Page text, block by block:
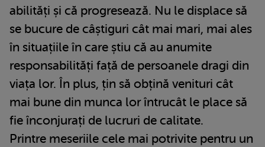
abilități și că progresează. Nu le displace să
se bucure de câștiguri cât mai mari, mai ales
în situațiile în care știu că au anumite
responsabilități față de persoanele dragi din
viața lor. În plus, țin să obțină venituri cât
mai bune din munca lor întrucât le place să
fie înconjurați de lucruri de calitate.
Printre meseriile cele mai potrivite pentru un